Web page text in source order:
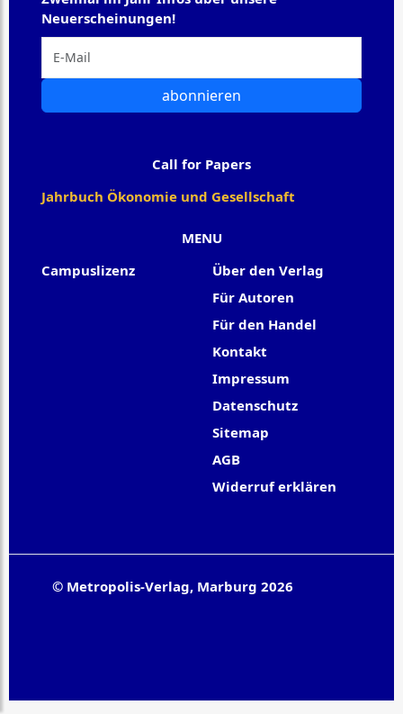
MENU
Campuslizenz
Über den Verlag
Für Autoren
Für den Handel
Kontakt
Impressum
Datenschutz
Sitemap
AGB
Widerruf erklären
Neuerscheinungen!
abonnieren
Call for Papers
Jahrbuch Ökonomie und Gesellschaft
© Metropolis-Verlag, Marburg 2026